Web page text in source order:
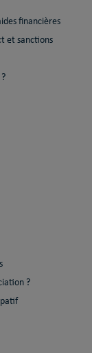
financières
et sanctions
?